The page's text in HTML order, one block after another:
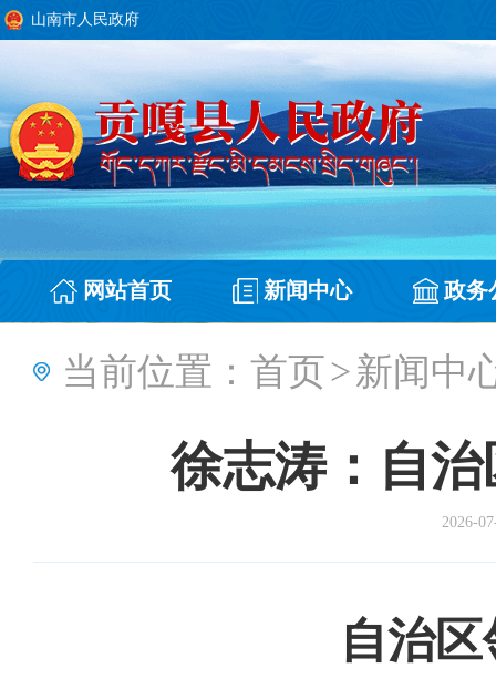
山南市人民政府
网站首页 新闻中心 政务
当前位置： 首页>新闻中
徐志涛：自
2026-
自治